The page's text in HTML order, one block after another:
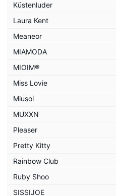
Küstenluder
Laura Kent
Meaneor
MIAMODA
MIOIM®
Miss Lovie
Miusol
MUXXN
Pleaser
Pretty Kitty
Rainbow Club
Ruby Shoo
SISSIJOE